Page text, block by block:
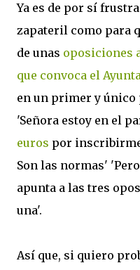
Ya es de por sí
zapateril como para
de unas oposiciones
que convoca el
en un primer y único
'Señora estoy en el
euros por
Son las normas'
apunta a las tres
una'.
Así que, si quiero